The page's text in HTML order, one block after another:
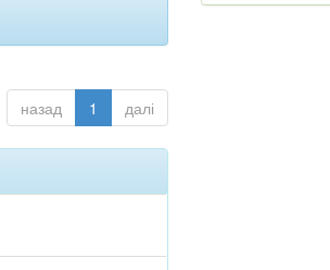
назад 1 далі